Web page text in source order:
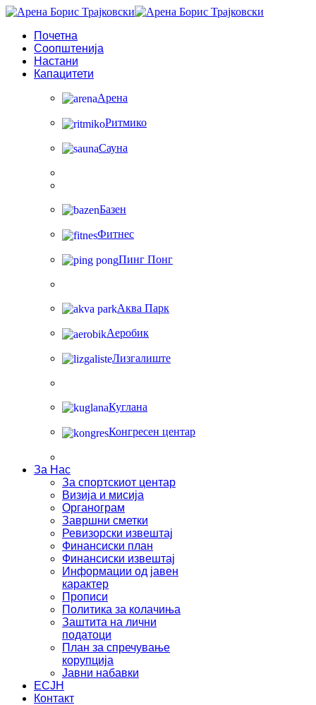
Почетна
Соопштенија
Настани
Капацитети
Арена
Ритмико
Сауна
Базен
Фитнес
Пинг Понг
Аква Парк
Аеробик
Лизгалиште
Куглана
Конгресен центар
За Нас
За спортскиот центар
Визија и мисија
Органограм
Завршни сметки
Ревизорски извештај
Финансиски план
Финансиски извештај
Информации од јавен
карактер
Прописи
Политика за колачиња
Заштита на лични
податоци
План за спречување
корупција
Јавни набавки
ЕСЈН
Контакт